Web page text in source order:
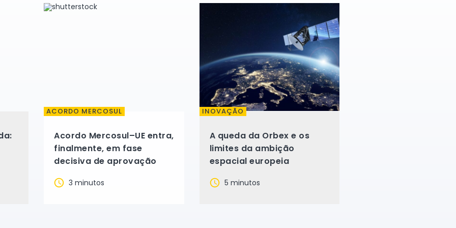
ACORDO MERCOSUL
Acordo Mercosul–UE entra,
finalmente, em fase
decisiva de aprovação
3 minutos
INOVAÇÃO
A queda da Orbex e os
limites da ambição
espacial europeia
5 minutos